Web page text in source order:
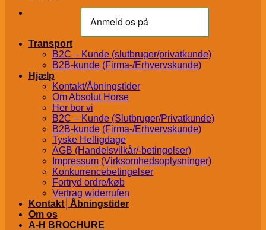
Transport
B2C – Kunde (slutbruger/privatkunde)
B2B-kunde (Firma-/Erhvervskunde)
Hjælp
Kontakt/Åbningstider
Om Absolut Horse
Her bor vi
B2C – Kunde (Slutbruger/Privatkunde)
B2B-kunde (Firma-/Erhvervskunde)
Tyske Helligdage
AGB (Handelsvilkår/-betingelser)
Impressum (Virksomhedsoplysninger)
Konkurrencebetingelser
Fortryd ordre/køb
Vertrag widerrufen
Kontakt│Åbningstider
Om os
A-H BROCHURE